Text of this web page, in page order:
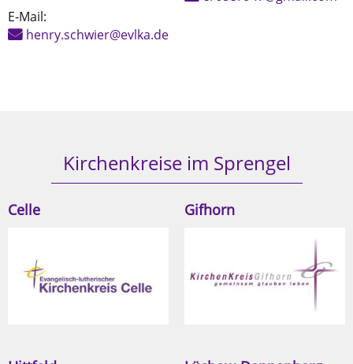
E-Mail:
henry.schwier@evlka.de
Kirchenkreise im Sprengel
Celle Gifhorn